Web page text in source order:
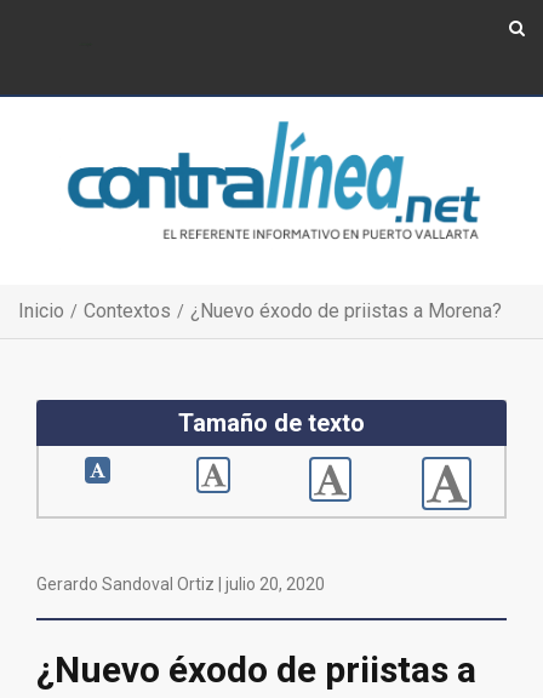
Inicio Contextos ¿Nuevo éxodo de priistas a Morena?
Tamaño de texto
Gerardo Sandoval Ortiz | julio 20, 2020
¿Nuevo éxodo de priistas a